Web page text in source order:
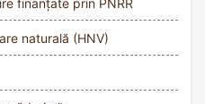
finanțate prin PNRR
naturală (HNV)